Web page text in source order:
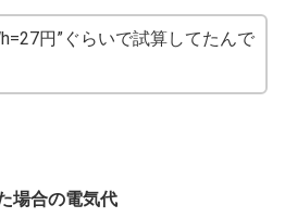
円”ぐらいで試算してたんで
場合の電気代